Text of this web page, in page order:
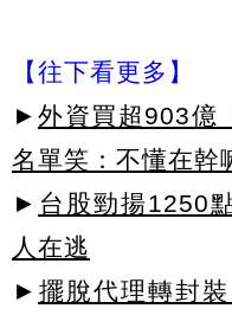
【往下看更多】
► 外資買超903億
名單笑：不懂在幹
► 台股勁揚1250
人在逃
► 擺脫代理轉封